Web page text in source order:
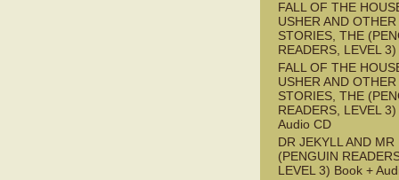
FALL OF THE
USHER AND OTHER
STORIES, THE
READERS, LEVEL
FALL OF THE
USHER AND OTHER
STORIES, THE
READERS, LEVEL
Audio CD
DR JEKYLL AND MR
(PENGUIN
LEVEL 3) Book +